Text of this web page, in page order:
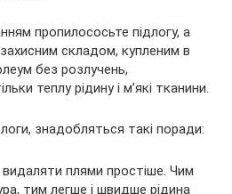
пропилососьте підлогу, а
захисним складом, купленим в
без розлучень,
теплу рідину і м’які тканини.
знадобляться такі поради:
плями простіше. Чим
тим легше і швидше рідина